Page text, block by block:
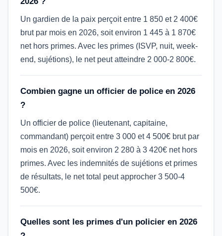
Un gardien de la paix perçoit entre 1 850 et 2 400€
brut par mois en 2026, soit environ 1 445 à 1 870€
net hors primes. Avec les primes (ISVP, nuit, week-
end, sujétions), le net peut atteindre 2 000-2 800€.
Combien gagne un officier de police en 2026
?
Un officier de police (lieutenant, capitaine,
commandant) perçoit entre 3 000 et 4 500€ brut par
mois en 2026, soit environ 2 280 à 3 420€ net hors
primes. Avec les indemnités de sujétions et primes
de résultats, le net total peut approcher 3 500-4
500€.
Quelles sont les primes d'un policier en 2026